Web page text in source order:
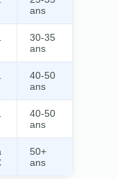
ans
30-35
ans
40-50
ans
40-50
ans
50+
ans